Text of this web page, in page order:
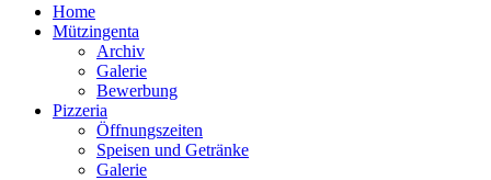
Home
Mützingenta
Archiv
Galerie
Bewerbung
Pizzeria
Öffnungszeiten
Speisen und Getränke
Galerie